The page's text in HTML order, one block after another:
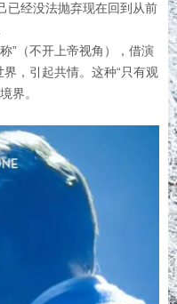
已经没法抛弃现在回到从前
”（不开上帝视角），借演
，引起共情。这种“只有观
界。